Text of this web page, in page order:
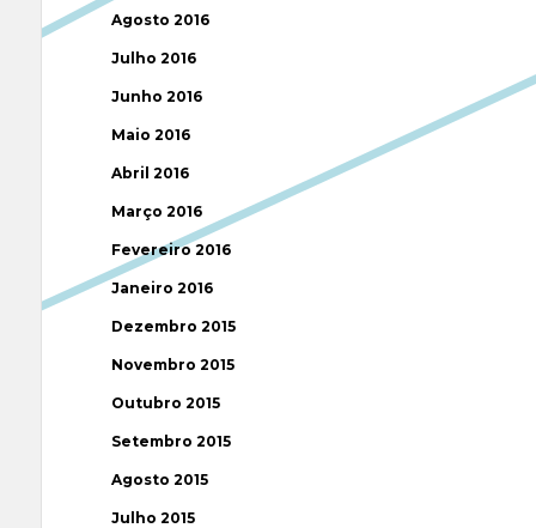
Agosto 2016
Julho 2016
Junho 2016
Maio 2016
Abril 2016
Março 2016
Fevereiro 2016
Janeiro 2016
Dezembro 2015
Novembro 2015
Outubro 2015
Setembro 2015
Agosto 2015
Julho 2015